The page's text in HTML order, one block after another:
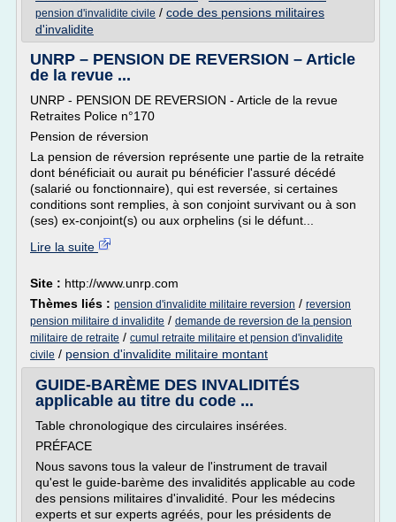
pension d'invalidite civile / code des pensions militaires
d'invalidite
UNRP – PENSION DE REVERSION – Article
de la revue ...
UNRP - PENSION DE REVERSION - Article de la revue
Retraites Police n°170
Pension de réversion
La pension de réversion représente une partie de la retraite
dont bénéficiait ou aurait pu bénéficier l'assuré décédé
(salarié ou fonctionnaire), qui est reversée, si certaines
conditions sont remplies, à son conjoint survivant ou à son
(ses) ex-conjoint(s) ou aux orphelins (si le défunt...
Lire la suite
Site : http://www.unrp.com
Thèmes liés : pension d'invalidite militaire reversion / reversion
pension militaire d invalidite / demande de reversion de la pension
militaire de retraite / cumul retraite militaire et pension d'invalidite
civile / pension d'invalidite militaire montant
GUIDE-BARÈME DES INVALIDITÉS
applicable au titre du code ...
Table chronologique des circulaires insérées.
PRÉFACE
Nous savons tous la valeur de l'instrument de travail
qu'est le guide-barème des invalidités applicable au code
des pensions militaires d'invalidité. Pour les médecins
experts et sur experts agréés, pour les présidents de